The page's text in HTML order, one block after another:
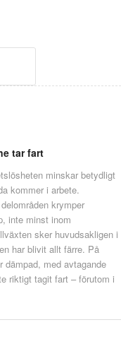
tar fart
minskar betydligt
kommer i arbete.
krymper
inte minst inom
sker huvudsakligen i
har blivit allt färre. På
dämpad, med avtagande
riktigt tagit fart – förutom i